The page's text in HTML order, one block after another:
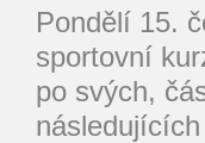
Pondělí 15.
sportovní
po svých,